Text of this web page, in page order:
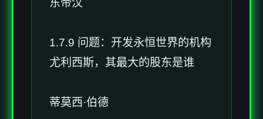
东帝汶
1.7.9 问题：开发永恒世界的机构
尤利西斯，其最大的股东是谁
蒂莫西·伯德